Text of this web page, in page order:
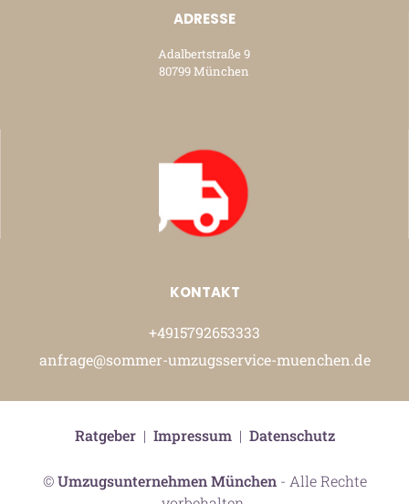
ADRESSE
Adalbertstraße 9
80799 München
KONTAKT
+4915792653333
anfrage@sommer-umzugsservice-muenchen.de
©Umzugsunternehmen München- Alle Rechte
Ratgeber| Impressum| Datenschutz